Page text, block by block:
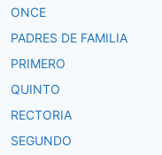
ONCE
PADRES DE FAMILIA
PRIMERO
QUINTO
RECTORIA
SEGUNDO